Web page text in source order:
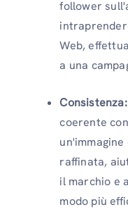
follower
Web,
a una
Consistenza:
coerente
raffinata,
il marchio e
modo più